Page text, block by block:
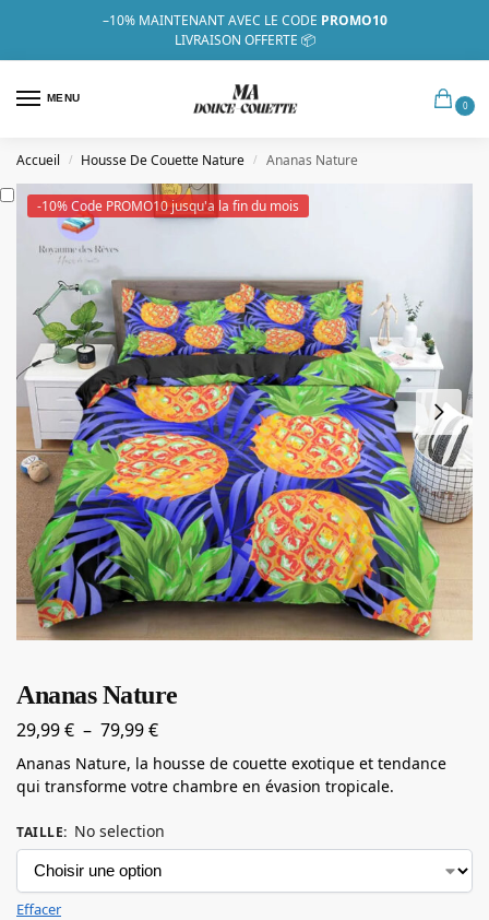
–10% MAINTENANT AVEC LE CODE PROMO10
LIVRAISON OFFERTE 📦
MENU
0
Accueil / Housse De Couette Nature / Ananas Nature
-10% Code PROMO10 jusqu'a la fin du mois
Ananas Nature
29,99€ – 79,99€
Ananas Nature, la housse de couette exotique et tendance
qui transforme votre chambre en évasion tropicale.
TAILLE: No selection
Effacer